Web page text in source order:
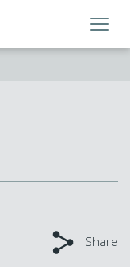
Share